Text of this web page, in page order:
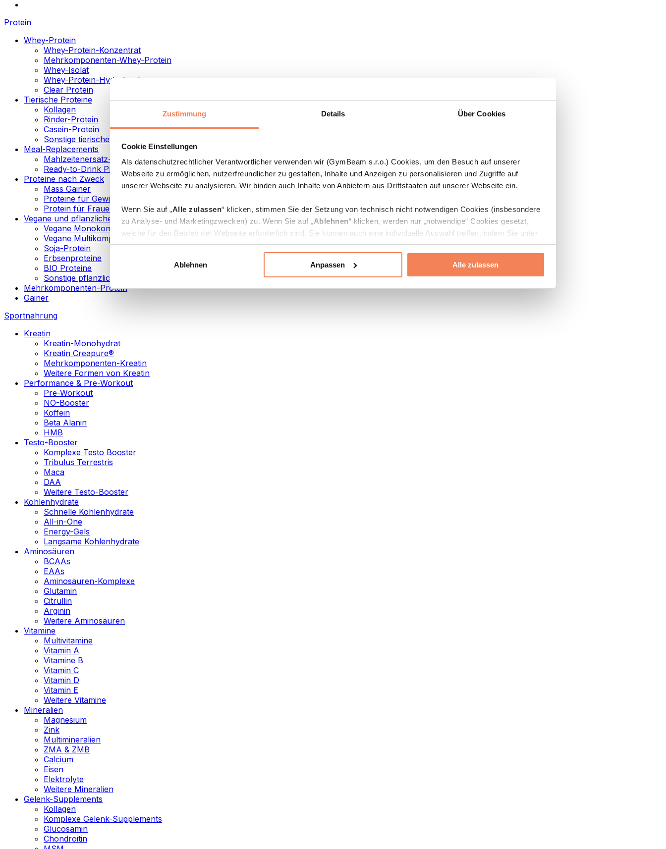
Zustimmung Details Über Cookies
Cookie Einstellungen
Als datenschutzrechtlicher Verantwortlicher verwenden wir (GymBeam s.r.o.) Cookies, um den Besuch auf unserer
Webseite zu ermöglichen, nutzerfreundlicher zu gestalten, Inhalte und Anzeigen zu personalisieren und Zugriffe auf
unserer Webseite zu analysieren. Wir binden auch Inhalte von Anbietern aus Drittstaaten auf unserer Webseite ein.
Wenn Sie auf „Alle zulassen“ klicken, stimmen Sie der Setzung von technisch nicht notwendigen Cookies (insbesondere
zu Analyse- und Marketingzwecken) zu. Wenn Sie auf „Ablehnen“ klicken, werden nur „notwendige“ Cookies gesetzt,
welche für den Betrieb der Webseite erforderlich sind. Sie können auch eine individuelle Auswahl treffen, indem Sie unter
„Anpassen“ einzelne Kategorien an- oder abwählen und „Auswahl erlauben“ klicken.
Weitere Informationen über die Verarbeitung Ihrer Daten finden Sie in den Unterpunkten „Details“ und „Über Cookies“
Ablehnen Anpassen Alle zulassen
Protein
Whey-Protein
Whey-Protein-Konzentrat
Mehrkomponenten-Whey-Protein
Whey-Isolat
Whey-Protein-Hydrolysat
Clear Protein
Tierische Proteine
Kollagen
Rinder-Protein
Casein-Protein
Sonstige tierische Proteine
Meal-Replacements
Mahlzeitenersatz-Pulver
Ready-to-Drink Proteingetränke
Proteine nach Zweck
Mass Gainer
Proteine für Gewichtsverlust
Protein für Frauen
Vegane und pflanzliche Proteine
Vegane Monokomponenten-Proteine
Vegane Multikomponenten-Proteine
Soja-Protein
Erbsenproteine
BIO Proteine
Sonstige pflanzliche Proteine
Mehrkomponenten-Protein
Gainer
Sportnahrung
Kreatin
Kreatin-Monohydrat
Kreatin Creapure®
Mehrkomponenten-Kreatin
Weitere Formen von Kreatin
Performance & Pre-Workout
Pre-Workout
NO-Booster
Koffein
Beta Alanin
HMB
Testo-Booster
Komplexe Testo Booster
Tribulus Terrestris
Maca
DAA
Weitere Testo-Booster
Kohlenhydrate
Schnelle Kohlenhydrate
All-in-One
Energy-Gels
Langsame Kohlenhydrate
Aminosäuren
BCAAs
EAAs
Aminosäuren-Komplexe
Glutamin
Citrullin
Arginin
Weitere Aminosäuren
Vitamine
Multivitamine
Vitamin A
Vitamine B
Vitamin C
Vitamin D
Vitamin E
Weitere Vitamine
Mineralien
Magnesium
Zink
Multimineralien
ZMA & ZMB
Calcium
Eisen
Elektrolyte
Weitere Mineralien
Gelenk-Supplements
Kollagen
Komplexe Gelenk-Supplements
Glucosamin
Chondroitin